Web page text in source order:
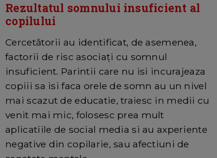
Rezultatul somnului insuficient al
copilului
Cercetătorii au identificat, de asemenea,
factorii de risc asociați cu somnul
insuficient. Parintii care nu isi incurajeaza
copiii sa isi faca orele de somn au un nivel
mai scazut de educatie, traiesc in medii cu
venit mai mic, folosesc prea mult
aplicatiile de social media si au axperiente
negative din copilarie, sau afectiuni de